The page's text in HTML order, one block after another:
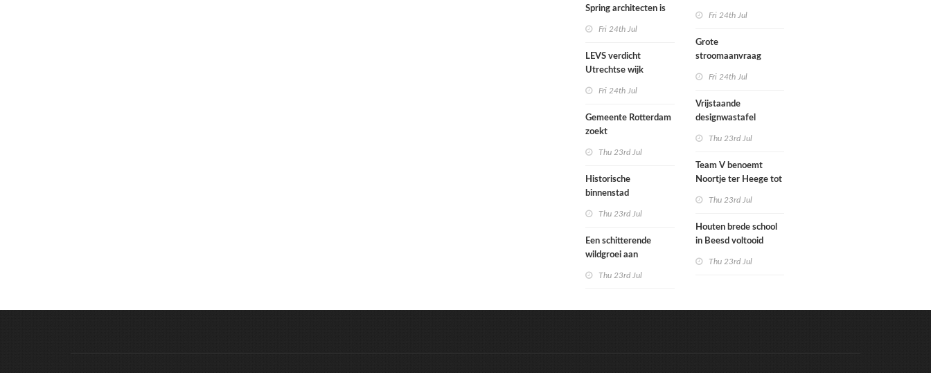
Spring architecten is
Fri 24th Jul
LEVS verdicht
Utrechtse wijk
Fri 24th Jul
Gemeente Rotterdam
zoekt
doorrekenen met
CO2-rekenmethode
Thu 23rd Jul
Historische
binnenstad
werelderfgoed
Thu 23rd Jul
Een schitterende
wildgroei aan
Thu 23rd Jul
Fri 24th Jul
Grote
stroomaanvraag
afgewezen
Fri 24th Jul
Vrijstaande
designwastafel
Thu 23rd Jul
Team V benoemt
Noortje ter Heege tot
Thu 23rd Jul
Houten brede school
in Beesd voltooid
Thu 23rd Jul